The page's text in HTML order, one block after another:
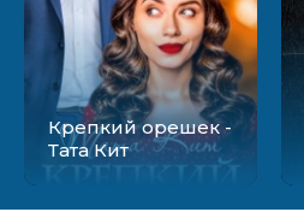
Крепкий орешек -
Тата Кит